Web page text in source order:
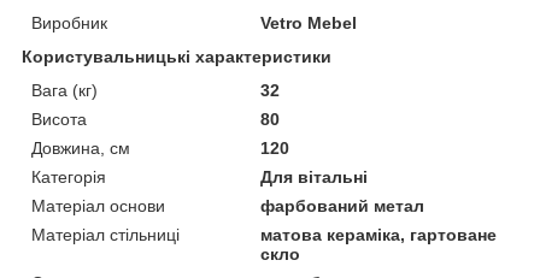
Виробник
Vetro Mebel
Користувальницькі характеристики
Вага (кг)
32
Висота
80
Довжина, см
120
Категорія
Для вітальні
Матеріал основи
фарбований метал
Матеріал стільниці
матова кераміка, гартоване
скло